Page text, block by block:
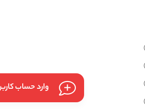
)
)
)
)
وارد حساب